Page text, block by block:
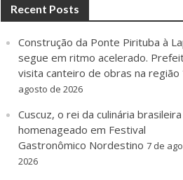
Recent Posts
Construção da Ponte Pirituba à
segue em ritmo acelerado.
visita canteiro de obras na região
agosto de 2026
Cuscuz, o rei da culinária
homenageado em Festival
Gastronômico Nordestino 7 de
2026